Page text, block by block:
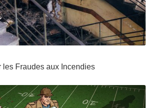
les Fraudes aux Incendies